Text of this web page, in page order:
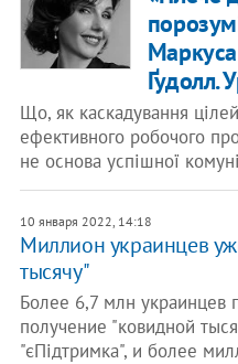
Ґудолл.
Що, як каскадування
ефективного робочого
не основа успішної
10 января 2022, 14:18
Миллион украинцев
тысячу"
Более 6,7 млн украинцев
получение "ковидной
"єПідтримка", и более